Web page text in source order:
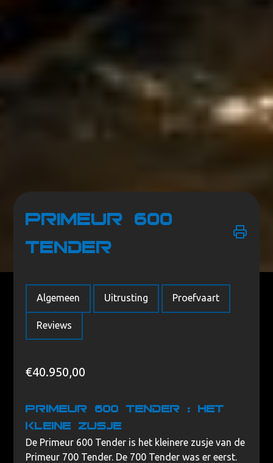
Primeur 600
Tender
Algemeen Uitrusting Proefvaart
Reviews
€40.950,00
Primeur 600 tender : Het
kleine zusje
De Primeur 600 Tender is het kleinere zusje van de
Primeur 700 Tender. De 700 Tender was er eerst.